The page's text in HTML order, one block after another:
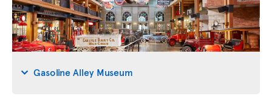
Gasoline Alley Museum